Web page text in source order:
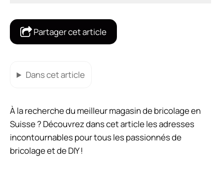
Partager cet article
Dans cet article
À la recherche du meilleur magasin de bricolage en
Suisse ? Découvrez dans cet article les adresses
incontournables pour tous les passionnés de
bricolage et de DIY !